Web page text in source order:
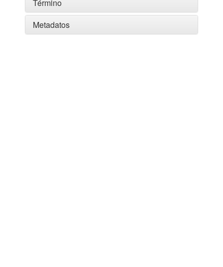
Término
Metadatos